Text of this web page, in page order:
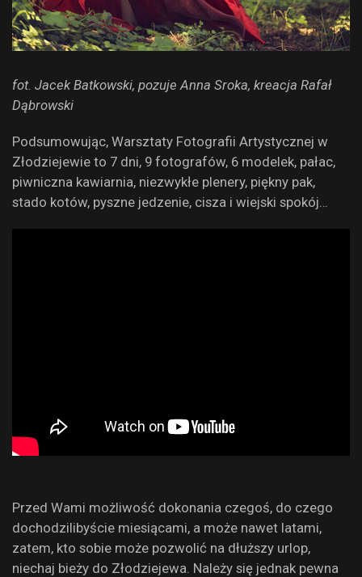
fot. Jacek Batkowski, pozuje Anna Sroka, kreacja Rafał
Dąbrowski
Podsumowując, Warsztaty Fotografii Artystycznej w
Złodziejewie to 7 dni, 9 fotografów, 6 modelek, pałac,
piwniczna kawiarnia, niezwykłe plenery, piękny pak,
stado kotów, pyszne jedzenie, cisza i wiejski spokój…
Przed Wami możliwość dokonania czegoś, do czego
dochodzilibyście miesiącami, a może nawet latami,
zatem, kto sobie może pozwolić na dłuższy urlop,
niechaj bieży do Złodziejewa. Należy się jednak pewna